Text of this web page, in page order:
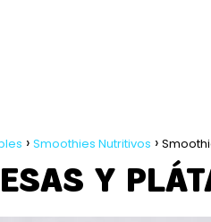
Smoothies Nutritivos
Y